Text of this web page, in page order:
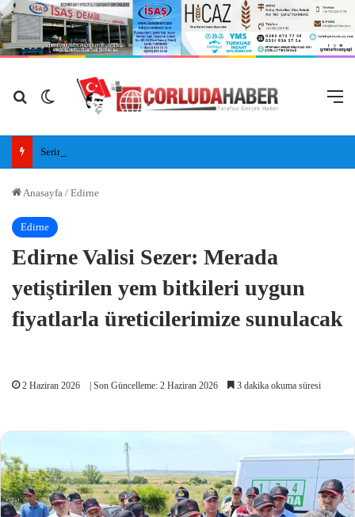
Arama yap ...
Dış görünümü değiştir
Serinlemek İçin Göle Giren Adamın Cansız Bedeni Bulundu
Anasayfa / Edirne
Edirne
Edirne Valisi Sezer: Merada
yetiştirilen yem bitkileri uygun
fiyatlarla üreticilerimize sunulacak
2 Haziran 2026 | Son Güncelleme: 2 Haziran 2026 3 dakika okuma süresi